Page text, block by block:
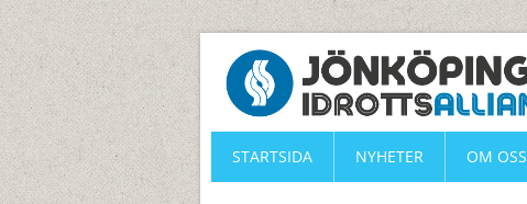
STARTSIDA NYHETER OM OSS